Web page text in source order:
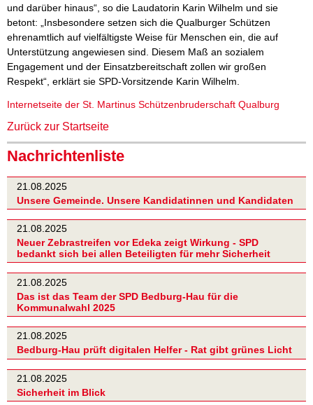
und darüber hinaus“, so die Laudatorin Karin Wilhelm und sie
betont: „Insbesondere setzen sich die Qualburger Schützen
ehrenamtlich auf vielfältigste Weise für Menschen ein, die auf
Unterstützung angewiesen sind. Diesem Maß an sozialem
Engagement und der Einsatzbereitschaft zollen wir großen
Respekt“, erklärt sie SPD-Vorsitzende Karin Wilhelm.
Internetseite der St. Martinus Schützenbruderschaft Qualburg
Zurück zur Startseite
Nachrichtenliste
21.08.2025
Unsere Gemeinde. Unsere Kandidatinnen und Kandidaten
21.08.2025
Neuer Zebrastreifen vor Edeka zeigt Wirkung - SPD
bedankt sich bei allen Beteiligten für mehr Sicherheit
21.08.2025
Das ist das Team der SPD Bedburg-Hau für die
Kommunalwahl 2025
21.08.2025
Bedburg-Hau prüft digitalen Helfer - Rat gibt grünes Licht
21.08.2025
Sicherheit im Blick